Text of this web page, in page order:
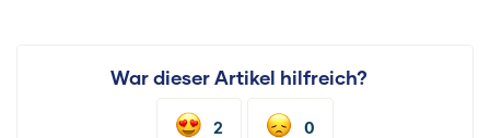
War dieser Artikel hilfreich?
2 0